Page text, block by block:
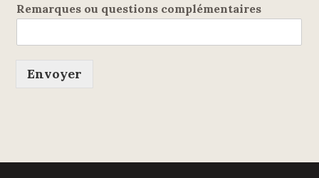
Remarques ou questions complémentaires
Envoyer